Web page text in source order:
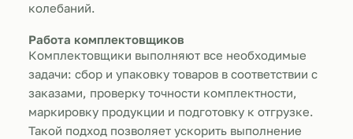
колебаний.
Работа комплектовщиков
Комплектовщики выполняют все необходимые
задачи: сбор и упаковку товаров в соответствии с
заказами, проверку точности комплектности,
маркировку продукции и подготовку к отгрузке.
Такой подход позволяет ускорить выполнение